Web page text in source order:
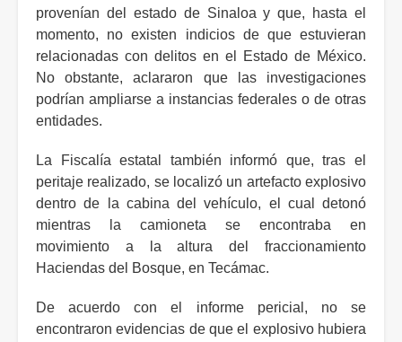
provenían del estado de Sinaloa y que, hasta el
momento, no existen indicios de que estuvieran
relacionadas con delitos en el Estado de México.
No obstante, aclararon que las investigaciones
podrían ampliarse a instancias federales o de otras
entidades.
La Fiscalía estatal también informó que, tras el
peritaje realizado, se localizó un artefacto explosivo
dentro de la cabina del vehículo, el cual detonó
mientras la camioneta se encontraba en
movimiento a la altura del fraccionamiento
Haciendas del Bosque, en Tecámac.
De acuerdo con el informe pericial, no se
encontraron evidencias de que el explosivo hubiera